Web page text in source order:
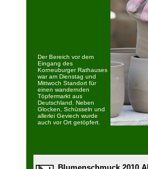
Der Bereich vor dem
Eingang des
Korneuburger Rathauses
war am Dienstag und
Mittwoch Standort für
einen wandernden
Töpfermarkt aus
Deutschland. Neben
Glocken, Schüsseln und
allerlei Geviech wurde
auch vor Ort getöpfert.